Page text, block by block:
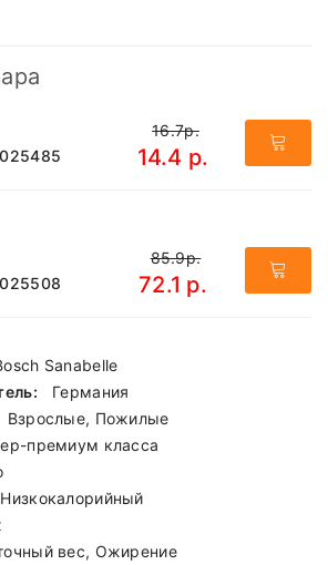
16.7р.
14.4 р.
85.9р.
72.1 р.
Sanabelle
Германия
Взрослые, Пожилые
премиум класса
Низкокалорийный
вес, Ожирение